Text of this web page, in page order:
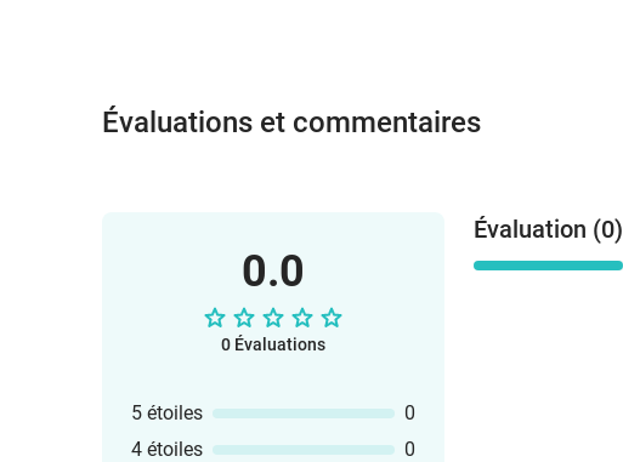
Évaluations et commentaires
0.0
0 Évaluations
5 étoiles
0
4 étoiles
0
Évaluation (0)